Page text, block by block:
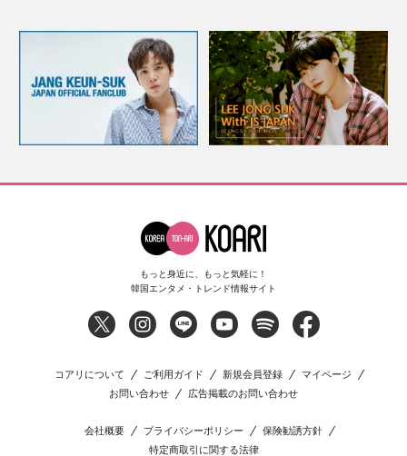
もっと身近に、もっと気軽に！
韓国エンタメ・トレンド情報サイト
コアリについて ご利用ガイド 新規会員登録
マイページ
お問い合わせ
広告掲載のお問い合わせ
会社概要 プライバシーポリシー
保険勧誘方針
特定商取引に関する法律